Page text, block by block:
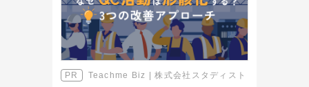
Teachme Biz | 株式会社スタディスト